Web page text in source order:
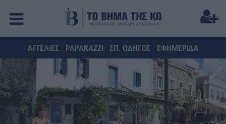
ΑΓΓΕΛΙΕΣ PAPARAZZI ΕΠ. ΟΔΗΓΟΣ ΕΦΗΜΕΡΙΔΑ